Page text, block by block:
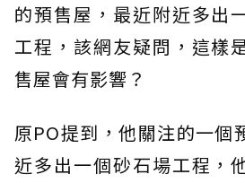
的預售屋，最近附近多出
工程，該網友疑問，這樣
售屋會有影響？
原PO提到，他關注的一個
近多出一個砂石場工程，